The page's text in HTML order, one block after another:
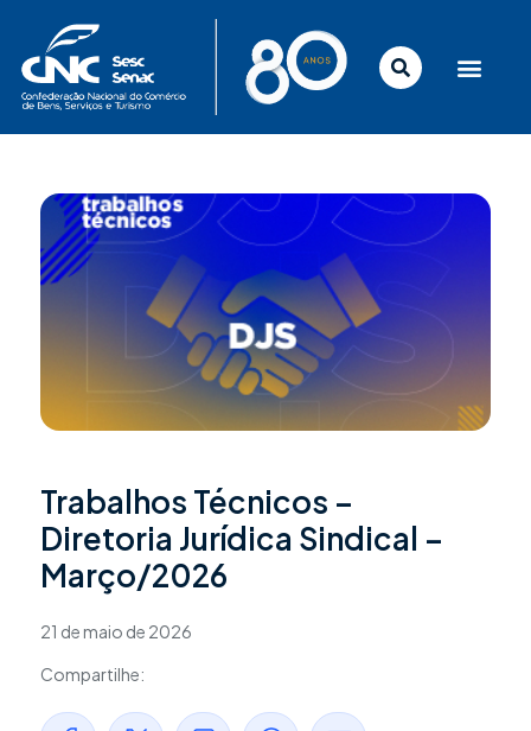
conteúdo
Trabalhos Técnicos –
Diretoria Jurídica Sindical –
Março/2026
21 de maio de 2026
Compartilhe: